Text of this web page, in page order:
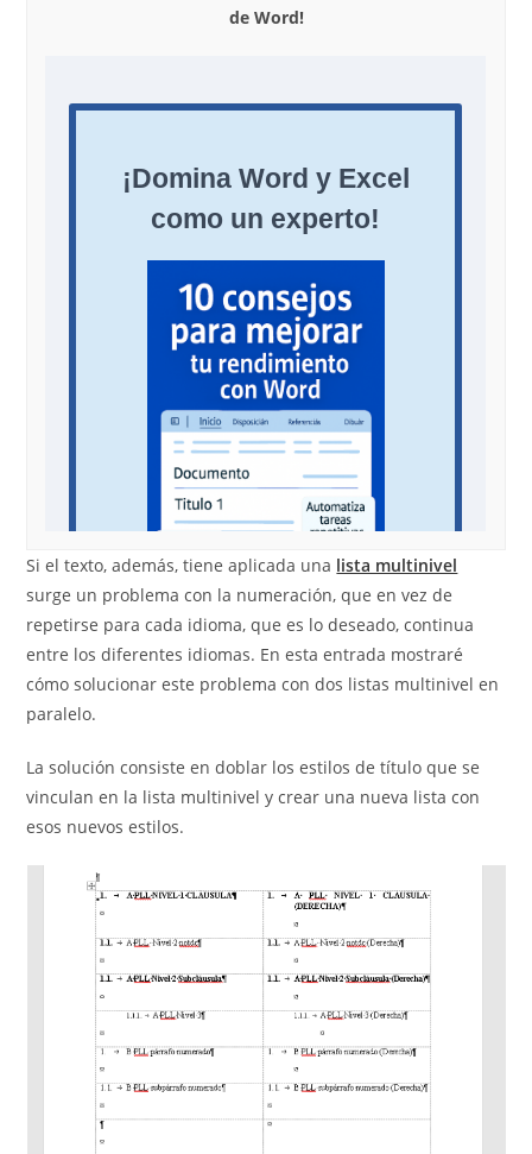
de Word!
Si el texto, además, tiene aplicada una lista multinivel
surge un problema con la numeración, que en vez de
repetirse para cada idioma, que es lo deseado, continua
entre los diferentes idiomas. En esta entrada mostraré
cómo solucionar este problema con dos listas multinivel en
paralelo.
La solución consiste en doblar los estilos de título que se
vinculan en la lista multinivel y crear una nueva lista con
esos nuevos estilos.